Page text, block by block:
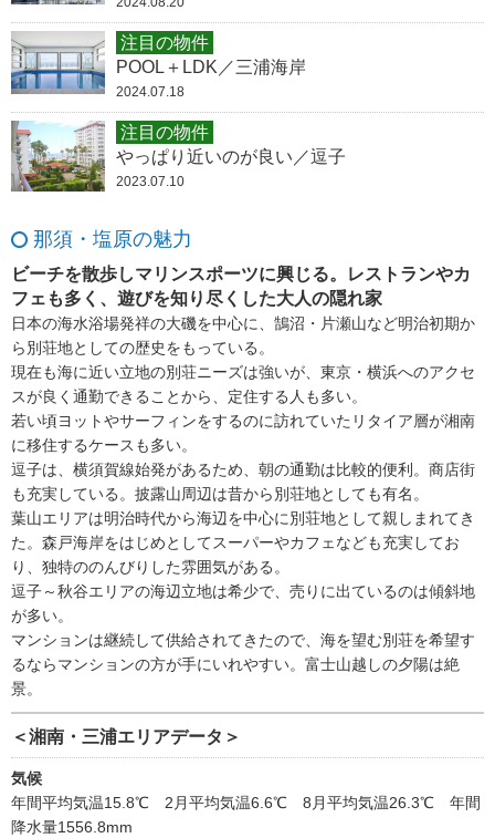
注目の物件
POOL＋LDK／三浦海岸
2024.07.18
注目の物件
やっぱり近いのが良い／逗子
2023.07.10
那須・塩原の魅力
ビーチを散歩しマリンスポーツに興じる。レストランやカ
フェも多く、遊びを知り尽くした大人の隠れ家
日本の海水浴場発祥の大磯を中心に、鵠沼・片瀬山など明治初期か
ら別荘地としての歴史をもっている。
現在も海に近い立地の別荘ニーズは強いが、東京・横浜へのアクセ
スが良く通勤できることから、定住する人も多い。
若い頃ヨットやサーフィンをするのに訪れていたリタイア層が湘南
に移住するケースも多い。
逗子は、横須賀線始発があるため、朝の通勤は比較的便利。商店街
も充実している。披露山周辺は昔から別荘地としても有名。
葉山エリアは明治時代から海辺を中心に別荘地として親しまれてき
た。森戸海岸をはじめとしてスーパーやカフェなども充実してお
り、独特ののんびりした雰囲気がある。
逗子～秋谷エリアの海辺立地は希少で、売りに出ているのは傾斜地
が多い。
マンションは継続して供給されてきたので、海を望む別荘を希望す
るならマンションの方が手にいれやすい。富士山越しの夕陽は絶
景。
＜湘南・三浦エリアデータ＞
気候
年間平均気温15.8℃ 2月平均気温6.6℃ 8月平均気温26.3℃ 年間
降水量1556.8mm